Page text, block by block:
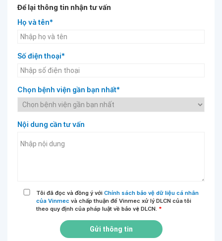
Để lại thông tin nhận tư vấn
Họ và tên*
Số điện thoại*
Chọn bệnh viện gần bạn nhất*
Nội dung cần tư vấn
Tôi đã đọc và đồng ý với Chính sách bảo vệ dữ liệu cá nhân
của Vinmec và chấp thuận để Vinmec xử lý DLCN của tôi
theo quy định của pháp luật về bảo vệ DLCN. *
Gửi thông tin